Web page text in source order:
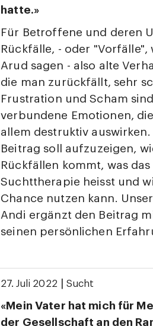
hatte.»
Für Betroffene und deren
Rückfälle, - oder "Vorfälle",
Arud sagen - also alte
die man zurückfällt, sehr
Frustration und Scham
verbundene Emotionen,
allem destruktiv auswirken.
Beitrag soll aufzuzeigen,
Rückfällen kommt, was
Suchttherapie heisst und
Chance nutzen kann.
Andi ergänzt den Beitrag
seinen persönlichen
27. Juli 2022 Sucht
«Mein Vater hat mich für
der Gesellschaft an den